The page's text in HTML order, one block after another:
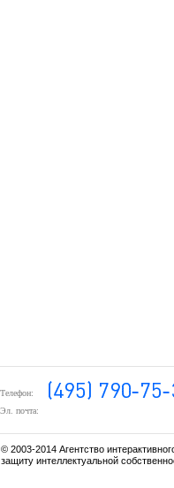
Телефон:
Эл. почта:
© 2003-2014 Агентство
защиту интеллектуальной